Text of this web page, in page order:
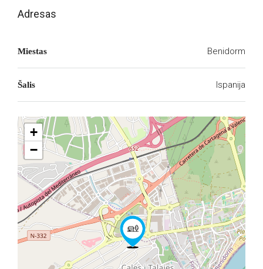
Adresas
Miestas Benidorm
Šalis Ispanija
+
−